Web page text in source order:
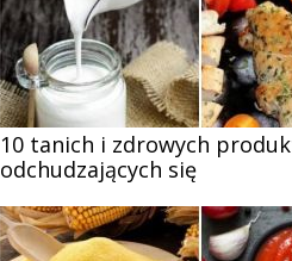
10 tanich i zdrowych
odchudzających się